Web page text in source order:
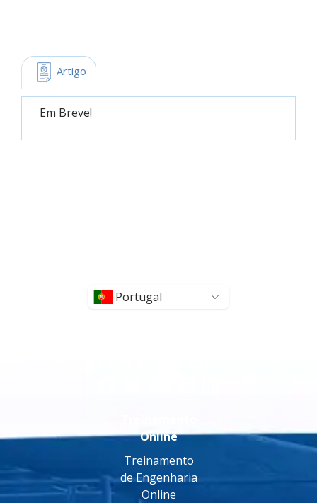
Artigo
Em Breve!
Portugal
Online
Treinamento
de Engenharia
Online